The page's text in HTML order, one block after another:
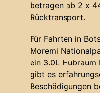
betragen ab 2 x
Rücktransport.
Für Fahrten in
Moremi
ein 3.0L Hubraum
gibt es
Beschädigungen